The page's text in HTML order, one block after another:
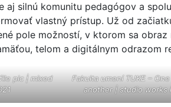
aj silnú komunitu pedagógov a
vlastný prístup. Už od
pole možností, v ktorom sa obraz
telom a digitálnym odrazom
pic | mixed
Fakulta umení TUKE –
another | studio works